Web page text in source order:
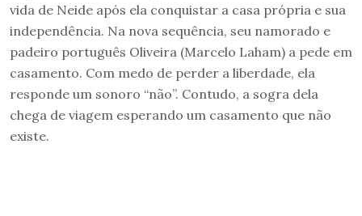
vida de Neide após ela conquistar a casa própria e sua
independência. Na nova sequência, seu namorado e
padeiro português Oliveira (Marcelo Laham) a pede em
casamento. Com medo de perder a liberdade, ela
responde um sonoro “não”. Contudo, a sogra dela
chega de viagem esperando um casamento que não
existe.